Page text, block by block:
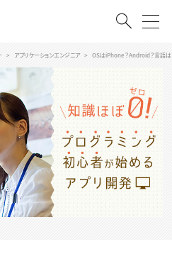
アプリケーションエンジニア OSはiPhone？Android？言語